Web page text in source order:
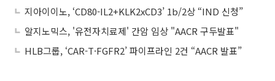
지아이이노, ‘CD80-IL2+KLK2xCD3’ 1b/2상 “IND 신청”
알지노믹스, '유전자치료제' 간암 임상 "AACR 구두발표"
HLB그룹, ‘CAR-T·FGFR2’ 파이프라인 2건 “AACR 발표”